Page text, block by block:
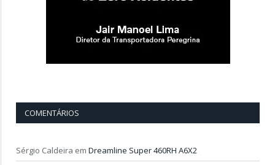
COMENTÁRIOS
Sérgio Caldeira em Dreamline Super 460RH A6X2